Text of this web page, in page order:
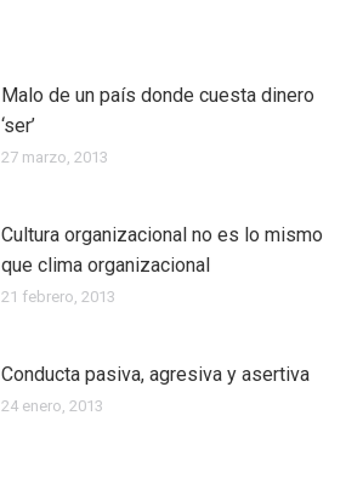
Malo de un país donde cuesta dinero
‘ser’
27 marzo, 2013
Cultura organizacional no es lo mismo
que clima organizacional
21 febrero, 2013
Conducta pasiva, agresiva y asertiva
24 enero, 2013